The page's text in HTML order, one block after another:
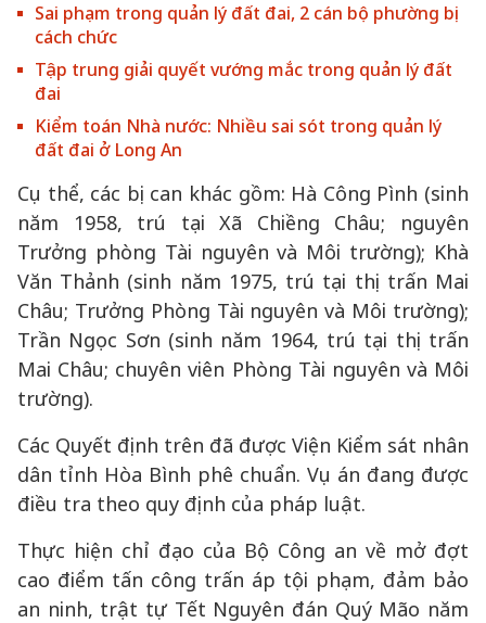
Sai phạm trong quản lý đất đai, 2 cán bộ phường bị
cách chức
Tập trung giải quyết vướng mắc trong quản lý đất
đai
Kiểm toán Nhà nước: Nhiều sai sót trong quản lý
đất đai ở Long An
Cụ thể, các bị can khác gồm: Hà Công Pình (sinh
năm 1958, trú tại Xã Chiềng Châu; nguyên
Trưởng phòng Tài nguyên và Môi trường); Khà
Văn Thảnh (sinh năm 1975, trú tại thị trấn Mai
Châu; Trưởng Phòng Tài nguyên và Môi trường);
Trần Ngọc Sơn (sinh năm 1964, trú tại thị trấn
Mai Châu; chuyên viên Phòng Tài nguyên và Môi
trường).
Các Quyết định trên đã được Viện Kiểm sát nhân
dân tỉnh Hòa Bình phê chuẩn. Vụ án đang được
điều tra theo quy định của pháp luật.
Thực hiện chỉ đạo của Bộ Công an về mở đợt
cao điểm tấn công trấn áp tội phạm, đảm bảo
an ninh, trật tự Tết Nguyên đán Quý Mão năm